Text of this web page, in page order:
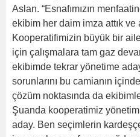
Aslan. “Esnafımızın
ekibim her daim imza attık
Kooperatifimizin büyük bir
için çalışmalara tam gaz
ekibimde tekrar yönetime
sorunlarını bu camianın
çözüm noktasında da
Şuanda kooperatimiz
aday. Ben seçimlerin